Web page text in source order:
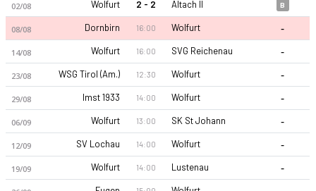
02/08 Wolfurt 2 - 2 Altach II B
08/08 Dornbirn 16:00 Wolfurt -
14/08 Wolfurt 16:00 SVG Reichenau -
23/08 WSG Tirol (Am.) 12:30 Wolfurt -
29/08 Imst 1933 14:00 Wolfurt -
06/09 Wolfurt 13:00 SK St Johann -
12/09 SV Lochau 14:00 Wolfurt -
19/09 Wolfurt 14:00 Lustenau -